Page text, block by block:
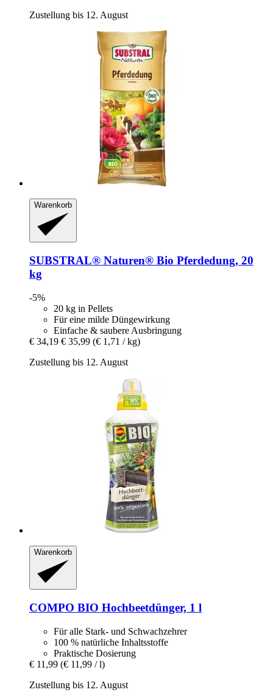
Zustellung bis 12. August
Warenkorb
SUBSTRAL® Naturen® Bio Pferdedung, 20
kg
-5%
20 kg in Pellets
Für eine milde Düngewirkung
Einfache & saubere Ausbringung
€ 34,19 € 35,99 (€ 1,71 / kg)
Zustellung bis 12. August
Warenkorb
COMPO BIO Hochbeetdünger, 1 l
Für alle Stark- und Schwachzehrer
100 % natürliche Inhaltsstoffe
Praktische Dosierung
€ 11,99 (€ 11,99 / l)
Zustellung bis 12. August